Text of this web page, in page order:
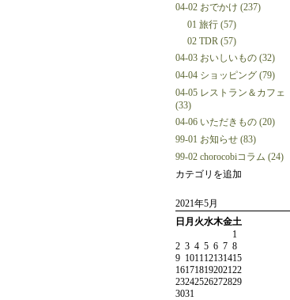
04-02 おでかけ (237)
01 旅行 (57)
02 TDR (57)
04-03 おいしいもの (32)
04-04 ショッピング (79)
04-05 レストラン＆カフェ
(33)
04-06 いただきもの (20)
99-01 お知らせ (83)
99-02 chorocobiコラム (24)
カテゴリを追加
2021年5月
日 月 火水木金土
1
2 3 4 5 6 7 8
9 1011 12131415
16171819202122
23242526272829
3031